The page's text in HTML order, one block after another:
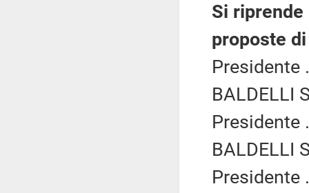
Si
proposte
Presidente
BALDELLI
Presidente
BALDELLI
Presidente